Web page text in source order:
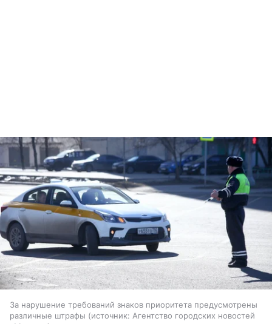
За нарушение требований знаков приоритета предусмотрены
различные штрафы
источник: Агентство городских новостей